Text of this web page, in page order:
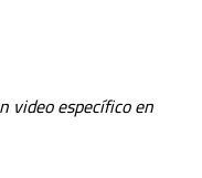
video específico en